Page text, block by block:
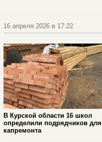
16 апреля 2026 в 17:22
В Курской области 16 школ
определили подрядчиков для
капремонта